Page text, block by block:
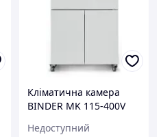
Кліматична камера
BINDER MK 115-400V
Недоступний